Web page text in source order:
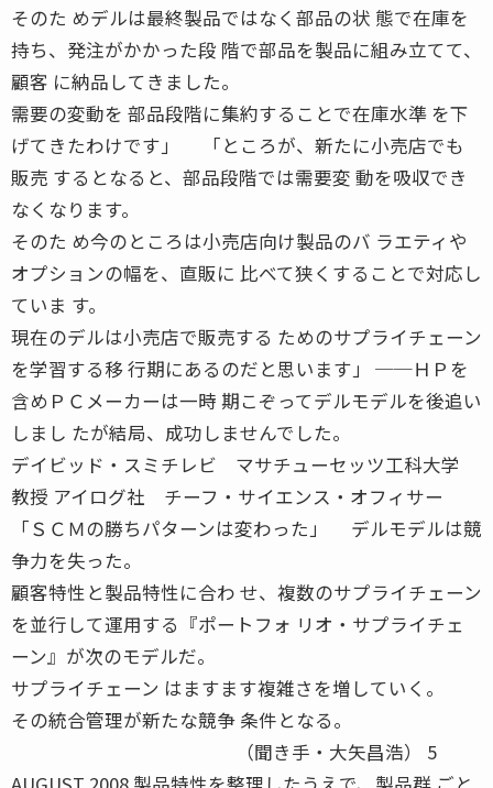
そのた めデルは最終製品ではなく部品の状 態で在庫を
持ち、発注がかかった段 階で部品を製品に組み立てて、
顧客 に納品してきました。
需要の変動を 部品段階に集約することで在庫水準 を下
げてきたわけです」 「ところが、新たに小売店でも
販売 するとなると、部品段階では需要変 動を吸収でき
なくなります。
そのた め今のところは小売店向け製品のバ ラエティや
オプションの幅を、直販に 比べて狭くすることで対応し
ていま す。
現在のデルは小売店で販売する ためのサプライチェーン
を学習する移 行期にあるのだと思います」 ──ＨＰを
含めＰＣメーカーは一時 期こぞってデルモデルを後追い
しまし たが結局、成功しませんでした。
デイビッド・スミチレビ マサチューセッツ工科大学
教授 アイログ社 チーフ・サイエンス・オフィサー
「ＳＣＭの勝ちパターンは変わった」 デルモデルは競
争力を失った。
顧客特性と製品特性に合わ せ、複数のサプライチェーン
を並行して運用する『ポートフォ リオ・サプライチェ
ーン』が次のモデルだ。
サプライチェーン はますます複雑さを増していく。
その統合管理が新たな競争 条件となる。
（聞き手・大矢昌浩） 5